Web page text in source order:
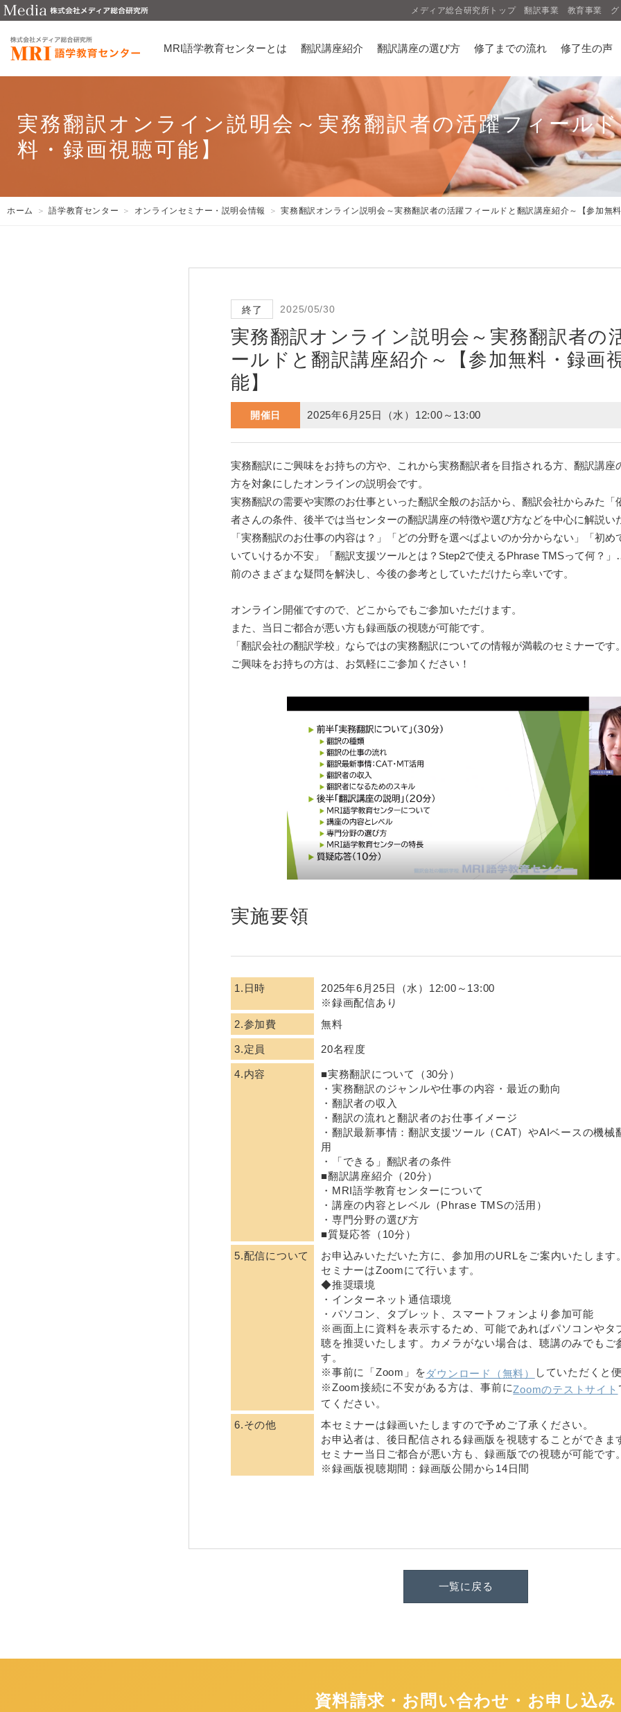
メディア総合研究所トップ 翻訳事業 教育事業
MRI語学教育センターとは 翻訳講座紹介 翻訳講座の選び方 修了までの流れ 修了生の声
実務翻訳オンライン説明会～実務翻訳者の活躍フィール
料・録画視聴可能】
ホーム 語学教育センター オンラインセミナー・説明会情報 実務翻訳オンライン説明会～実務翻訳者の活躍フィールドと翻訳講座紹介～【参加無
終了 2025/05/30
実務翻訳オンライン説明会～実務翻訳者の
ールドと翻訳講座紹介～【参加無料・録画
能】
開催日 2025年6月25日（水）12:00～13:00
実務翻訳にご興味をお持ちの方や、これから実務翻訳者を目指される方、翻訳講座
方を対象にしたオンラインの説明会です。
実務翻訳の需要や実際のお仕事といった翻訳全般のお話から、翻訳会社からみた「
者さんの条件、後半では当センターの翻訳講座の特徴や選び方などを中心に解説い
「実務翻訳のお仕事の内容は？」「どの分野を選べばよいのか分からない」「初め
いていけるか不安」「翻訳支援ツールとは？Step2で使えるPhrase TMSって何？
前のさまざまな疑問を解決し、今後の参考としていただけたら幸いです。
オンライン開催ですので、どこからでもご参加いただけます。
また、当日ご都合が悪い方も録画版の視聴が可能です。
「翻訳会社の翻訳学校」ならではの実務翻訳についての情報が満載のセミナーです
ご興味をお持ちの方は、お気軽にご参加ください！
実施要領
1.日時
2025年6月25日（水）12:00～13:00
※録画配信あり
2.参加費
無料
3.定員 20名程度
4.内容
■実務翻訳について（30分）
・実務翻訳のジャンルや仕事の内容・最近の動向
・翻訳者の収入
・翻訳の流れと翻訳者のお仕事イメージ
・翻訳最新事情：翻訳支援ツール（CAT）やAIベースの機械
用
・「できる」翻訳者の条件
■翻訳講座紹介（20分）
・MRI語学教育センターについて
・講座の内容とレベル（Phrase TMSの活用）
・専門分野の選び方
■質疑応答（10分）
5.配信について
お申込みいただいた方に、参加用のURLをご案内いたします
セミナーはZoomにて行います。
◆推奨環境
・インターネット通信環境
・パソコン、タブレット、スマートフォンより参加可能
※画面上に資料を表示するため、可能であればパソコンやタ
聴を推奨いたします。カメラがない場合は、聴講のみでもご
す。
※事前に「Zoom」をダウンロード（無料）
していただくと
※Zoom接続に不安がある方は、事前にZoomのテストサイト
てください。
6.その他
本セミナーは録画いたしますので予めご了承ください。
お申込者は、後日配信される録画版を視聴することができま
セミナー当日ご都合が悪い方も、録画版での視聴が可能です
※録画版視聴期間：録画版公開から14日間
一覧に戻る
資料請求・お問い合わせ・お申し込み